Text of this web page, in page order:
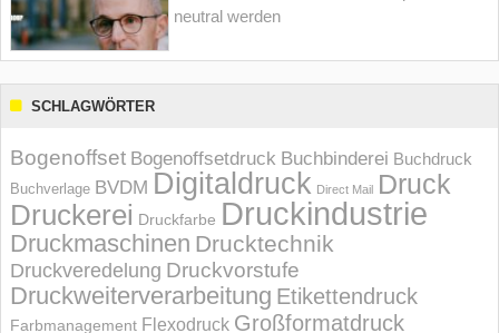
neutral werden
SCHLAGWÖRTER
Bogenoffset Bogenoffsetdruck Buchbinderei Buchdruck
Buchverlage BVDM Digitaldruck Direct Mail Druck
Druckerei Druckfarbe Druckindustrie
Druckmaschinen Drucktechnik
Druckveredelung Druckvorstufe
Druckweiterverarbeitung Etikettendruck
Farbmanagement Flexodruck Großformatdruck